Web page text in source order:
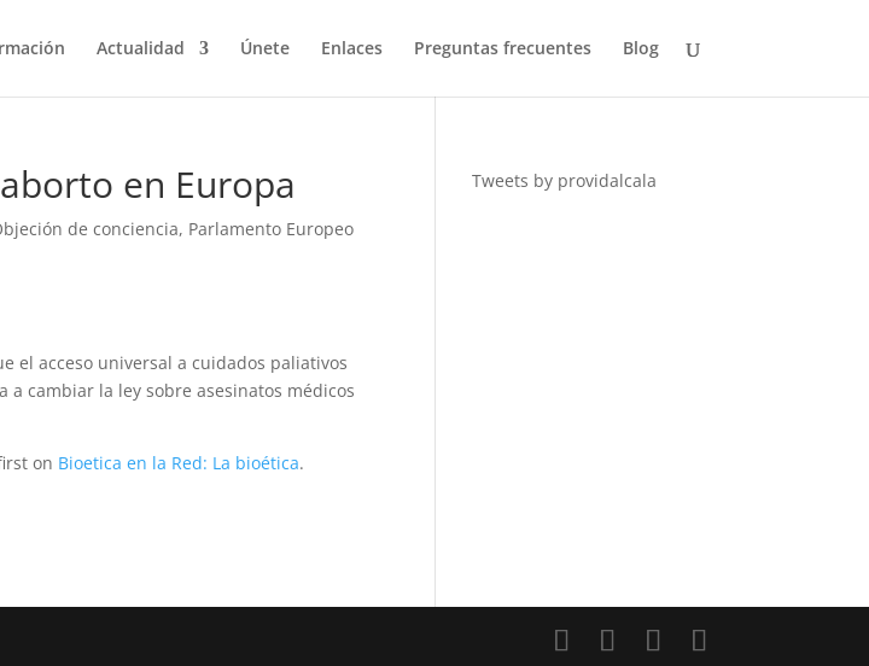
Actualidad Únete Enlaces Preguntas frecuentes Blog
en Europa
de conciencia, Parlamento Europeo
el acceso universal a cuidados paliativos
cambiar la ley sobre asesinatos médicos
on Bioetica en la Red: La bioética.
Tweets by providalcala